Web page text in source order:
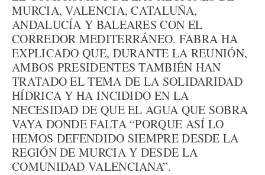
MURCIA, VALENCIA, CATALUÑA,
ANDALUCÍA Y BALEARES CON EL
CORREDOR MEDITERRÁNEO. FABRA HA
EXPLICADO QUE, DURANTE LA REUNIÓN,
AMBOS PRESIDENTES TAMBIÉN HAN
TRATADO EL TEMA DE LA SOLIDARIDAD
HÍDRICA Y HA INCIDIDO EN LA
NECESIDAD DE QUE EL AGUA QUE SOBRA
VAYA DONDE FALTA “PORQUE ASÍ LO
HEMOS DEFENDIDO SIEMPRE DESDE LA
REGIÓN DE MURCIA Y DESDE LA
COMUNIDAD VALENCIANA”.